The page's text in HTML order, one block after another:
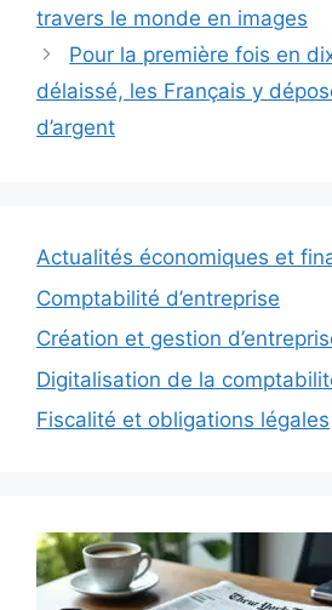
travers le monde en images
Pour la première fois en
délaissé, les Français y
d’argent
Actualités économiques et
Comptabilité d’entreprise
Création et gestion
Digitalisation de la
Fiscalité et obligations légales